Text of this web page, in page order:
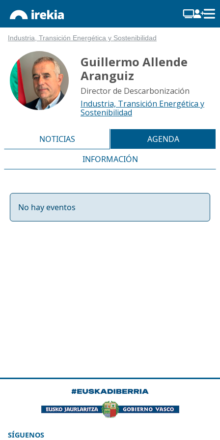
Industria, Transición Energética y Sostenibilidad
Guillermo Allende
Aranguiz
Director de Descarbonización
Industria, Transición Energética y
Sostenibilidad
NOTICIAS
AGENDA
INFORMACIÓN
No hay eventos
SÍGUENOS